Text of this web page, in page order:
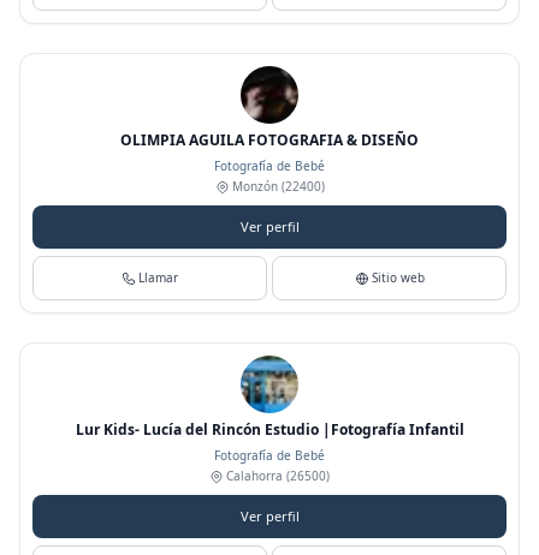
OLIMPIA AGUILA FOTOGRAFIA & DISEÑO
Fotografía de Bebé
Monzón(22400)
Ver perfil
Llamar Sitio web
Lur Kids- Lucía del Rincón Estudio |Fotografía Infantil
Fotografía de Bebé
Calahorra (26500)
Ver perfil